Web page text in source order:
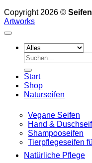
Copyright 2026 ©
Artworks
Suche
nach:
Start
Shop
Naturseifen
Vegane Seifen
Hand &
Shampooseifen
Tierpflegeseifen
Natürliche Pflege